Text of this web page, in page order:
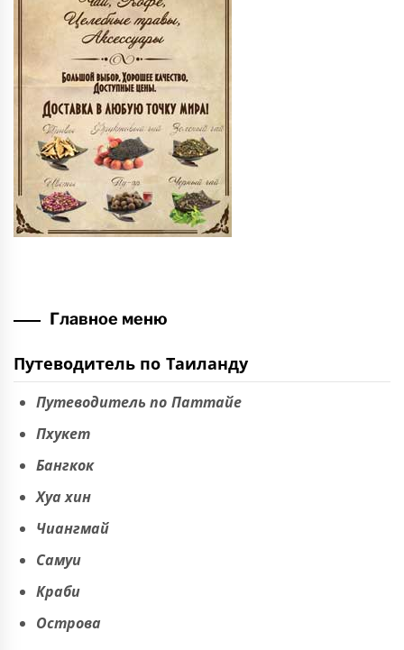
Главное меню
Путеводитель по Таиланду
Путеводитель по Паттайе
Пхукет
Бангкок
Хуа хин
Чиангмай
Самуи
Краби
Острова